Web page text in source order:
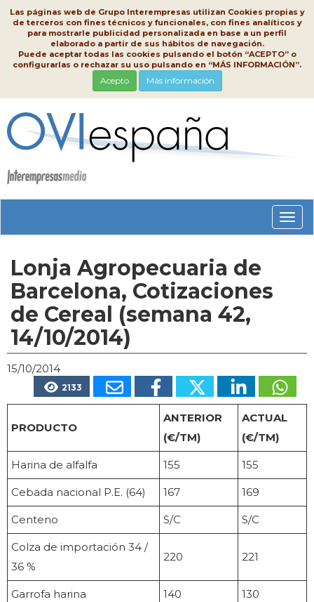
Las páginas web de Grupo Interempresas utilizan Cookies propias y
de terceros con fines técnicos y funcionales, con fines analíticos y
para mostrarle publicidad personalizada en base a un perfil
elaborado a partir de sus hábitos de navegación.
Puede aceptar todas las cookies pulsando el botón “ACEPTO” o
configurarlas o rechazar su uso pulsando en “MÁS INFORMACIÓN”.
Acepto Más información
Lonja Agropecuaria de
Barcelona, Cotizaciones
de Cereal (semana 42,
14/10/2014)
15/10/2014
2133
PRODUCTO
ANTERIOR
(€/TM)
ACTUAL
(€/TM)
Harina de alfalfa 155 155
Cebada nacional P.E. (64) 167 169
Centeno S/C S/C
Colza de importación 34 /
36 %
220 221
Garrofa harina 140 130